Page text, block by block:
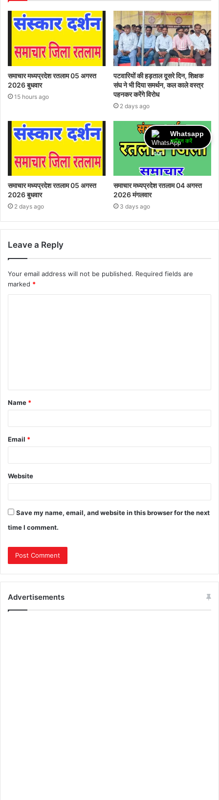
समाचार मध्यप्रदेश रतलाम 05 अगस्त
2026 बुधवार
15 hours ago
पटवारियों की हड़ताल दूसरे दिन, शिक्षक
संघ ने भी दिया समर्थन, कल काले वस्त्र
पहनकर करेंगे विरोध
2 days ago
समाचार मध्यप्रदेश रतलाम 05 अगस्त
2026 बुधवार
2 days ago
समाचार मध्यप्रदेश रतलाम 04 अगस्त
2026 मंगलवार
3 days ago
Leave a Reply
Your email address will not be published. Required fields are
marked *
Name *
Email *
Website
Save my name, email, and website in this browser for the next
time I comment.
Advertisements
Whatsapp
ज्वॉइन करें